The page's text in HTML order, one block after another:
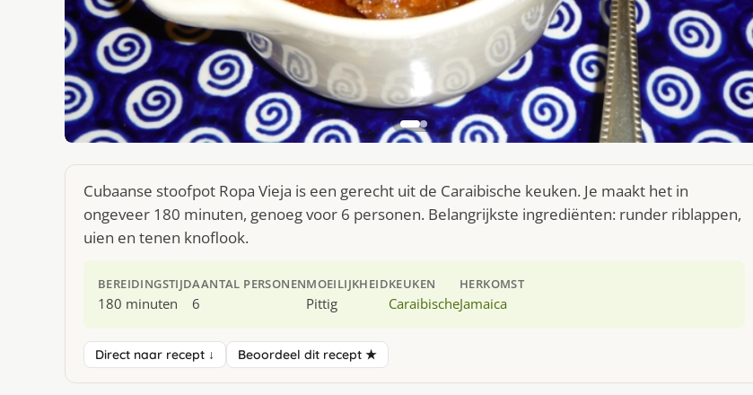
Cubaanse stoofpot Ropa Vieja is een gerecht uit de Caraibische keuken. Je maakt het in
ongeveer 180 minuten, genoeg voor 6 personen. Belangrijkste ingrediënten: runder riblappen,
uien en tenen knoflook.
BEREIDINGSTIJD
180 minuten
AANTAL PERSONEN
6
MOEILIJKHEID
Pittig
KEUKEN
Caraibische
HERKOMST
Jamaica
Direct naar recept ↓ Beoordeel dit recept ★